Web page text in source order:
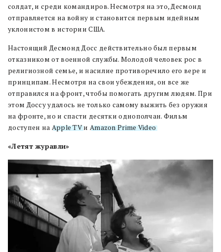
солдат, и среди командиров. Несмотря на это, Десмонд
отправляется на войну и становится первым идейным
уклонистом в истории США.
Настоящий Десмонд Досс действительно был первым
отказником от военной службы. Молодой человек рос в
религиозной семье, и насилие противоречило его вере и
принципам. Несмотря на свои убеждения, он все же
отправился на фронт, чтобы помогать другим людям. При
этом Доссу удалось не только самому выжить без оружия
на фронте, но и спасти десятки однополчан. Фильм
доступен на Apple TVи Amazon Prime Video.
«Летят журавли»